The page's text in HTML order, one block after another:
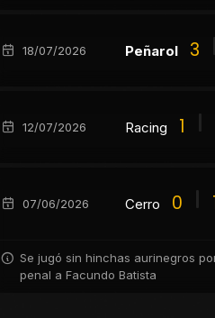
18/07/2026 Peñarol 3
12/07/2026 Racing 1
07/06/2026 Cerro 0
Se jugó sin hinchas aurinegros
penal a Facundo Batista